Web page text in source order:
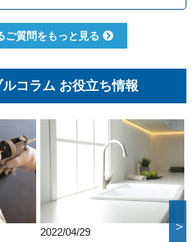
れば作業を行うことはございま
心してまずはご相談ください。
カードからお選びいただけま
、QR決済など、お客さまのご都
ご質問をもっと見る
コラム お役立ち情報
2021/10/07 ＞